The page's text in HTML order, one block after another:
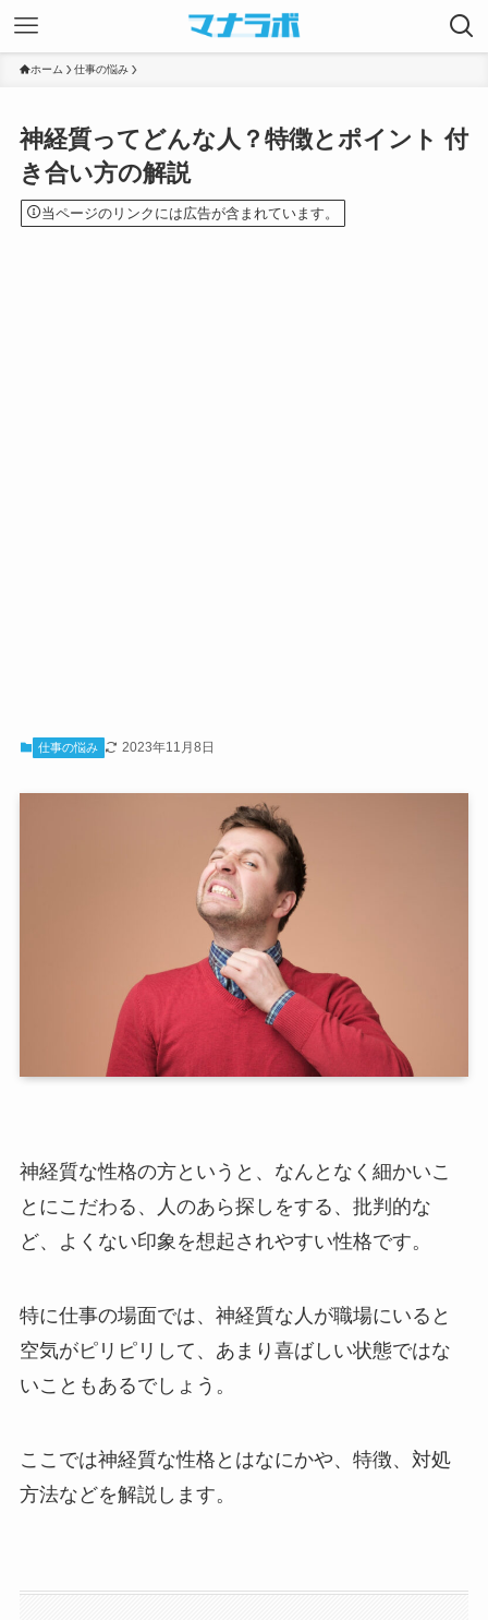
ホーム 仕事の悩み
神経質ってどんな人？特徴とポイント 付
き合い方の解説
当ページのリンクには広告が含まれています。
仕事の悩み 2023年11月8日
神経質な性格の方というと、なんとなく細かいこ
とにこだわる、人のあら探しをする、批判的な
ど、よくない印象を想起されやすい性格です。
特に仕事の場面では、神経質な人が職場にいると
空気がピリピリして、あまり喜ばしい状態ではな
いこともあるでしょう。
ここでは神経質な性格とはなにかや、特徴、対処
方法などを解説します。